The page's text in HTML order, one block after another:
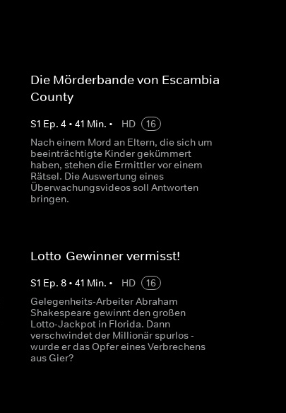
Die Mörderbande von Escambia
County
S1 Ep. 4 • 41 Min. • HD
16
Nach einem Mord an Eltern, die sich um
beeinträchtigte Kinder gekümmert
haben, stehen die Ermittler vor einem
Rätsel. Die Auswertung eines
Überwachungsvideos soll Antworten
bringen.
Lotto-Gewinner vermisst!
S1 Ep. 8• 41 Min. • HD
16
Gelegenheits-Arbeiter Abraham
Shakespeare gewinnt den großen
Lotto-Jackpot in Florida. Dann
verschwindet der Millionär spurlos -
wurde er das Opfer eines Verbrechens
aus Gier?